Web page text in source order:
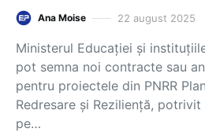
Ana Moise 22 august 2025
Ministerul Educației și
pot semna noi contracte sau
pentru proiectele din PNRR
Redresare și Reziliență,
pe…